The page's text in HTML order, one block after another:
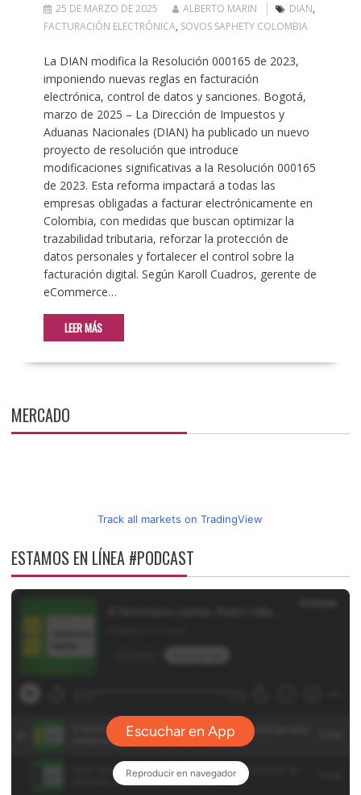
25 DE MARZO DE 2025 ALBERTO MARIN DIAN,
FACTURACIÓN ELECTRÓNICA, SOVOS SAPHETY COLOMBIA
La DIAN modifica la Resolución 000165 de 2023,
imponiendo nuevas reglas en facturación
electrónica, control de datos y sanciones. Bogotá,
marzo de 2025 – La Dirección de Impuestos y
Aduanas Nacionales (DIAN) ha publicado un nuevo
proyecto de resolución que introduce
modificaciones significativas a la Resolución 000165
de 2023. Esta reforma impactará a todas las
empresas obligadas a facturar electrónicamente en
Colombia, con medidas que buscan optimizar la
trazabilidad tributaria, reforzar la protección de
datos personales y fortalecer el control sobre la
facturación digital. Según Karoll Cuadros, gerente de
eCommerce…
LEER MÁS
MERCADO
Track all markets on TradingView
ESTAMOS EN LÍNEA #PODCAST